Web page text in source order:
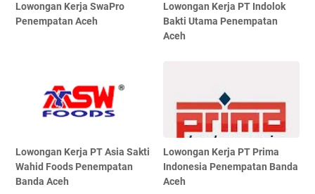
Lowongan Kerja SwaPro
Penempatan Aceh
Lowongan Kerja PT Indolok
Bakti Utama Penempatan
Aceh
Lowongan Kerja PT Asia Sakti
Wahid Foods Penempatan
Banda Aceh
Lowongan Kerja PT Prima
Indonesia Penempatan Banda
Aceh